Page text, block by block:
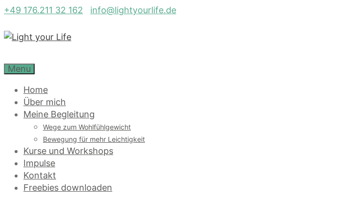
Zum
springen
+49 176.211 32 162 info@lightyourlife.de
Menu
Home
Über mich
Meine Begleitung
Wege zum Wohlfühlgewicht
Bewegung für mehr Leichtigkeit
Kurse und Workshops
Impulse
Kontakt
Freebies downloaden